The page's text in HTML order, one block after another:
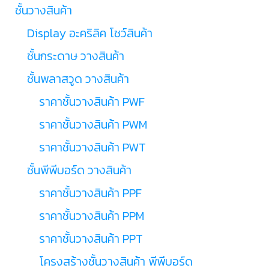
ชั้นวางสินค้า
Display อะคริลิค โชว์สินค้า
ชั้นกระดาษ วางสินค้า
ชั้นพลาสวูด วางสินค้า
ราคาชั้นวางสินค้า PWF
ราคาชั้นวางสินค้า PWM
ราคาชั้นวางสินค้า PWT
ชั้นพีพีบอร์ด วางสินค้า
ราคาชั้นวางสินค้า PPF
ราคาชั้นวางสินค้า PPM
ราคาชั้นวางสินค้า PPT
โครงสร้างชั้นวางสินค้า พีพีบอร์ด